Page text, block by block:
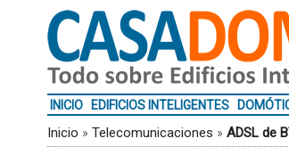
INICIO EDIFICIOS INTELIGENTES
Inicio » Telecomunicaciones » ADSL de